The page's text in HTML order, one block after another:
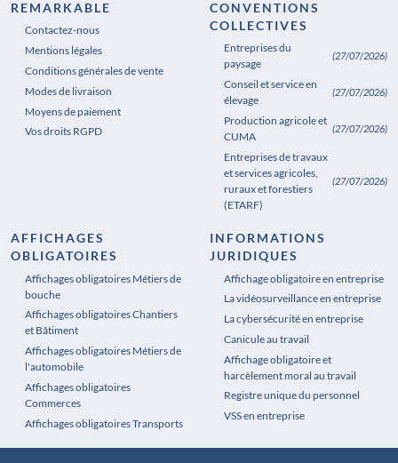
REMARKABLE
Contactez-nous
Mentions légales
Conditions générales de vente
Modes de livraison
Moyens de paiement
Vos droits RGPD
CONVENTIONS
COLLECTIVES
Entreprises du
paysage
(27/07/2026)
Conseil et service en
élevage
(27/07/2026)
Production agricole et
CUMA
(27/07/2026)
Entreprises de travaux
et services agricoles,
ruraux et forestiers
(ETARF)
(27/07/2026)
AFFICHAGES
OBLIGATOIRES
Affichages obligatoires Métiers de
bouche
Affichages obligatoires Chantiers
et Bâtiment
Affichages obligatoires Métiers de
l'automobile
Affichages obligatoires
Commerces
Affichages obligatoires Transports
Affichages obligatoires Pharmacie
INFORMATIONS
JURIDIQUES
Affichage obligatoire en entreprise
La vidéosurveillance en entreprise
La cybersécurité en entreprise
Canicule au travail
Affichage obligatoire et
harcèlement moral au travail
Registre unique du personnel
VSS en entreprise